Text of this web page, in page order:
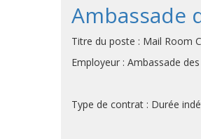
Ambassade
Titre du poste : Mail Room
Employeur : Ambassade
Type de contrat : Durée